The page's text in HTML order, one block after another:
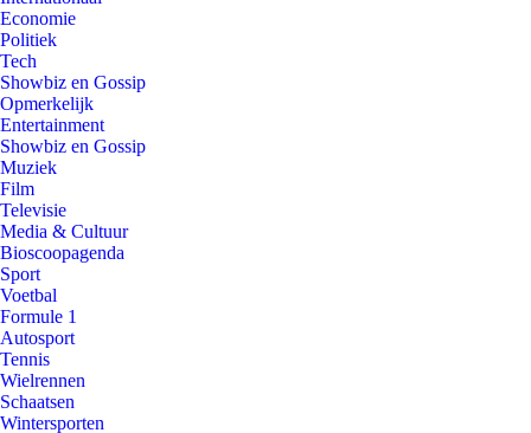
Economie
Politiek
Tech
Showbiz en Gossip
Opmerkelijk
Entertainment
Showbiz en Gossip
Muziek
Film
Televisie
Media & Cultuur
Bioscoopagenda
Sport
Voetbal
Formule 1
Autosport
Tennis
Wielrennen
Schaatsen
Wintersporten